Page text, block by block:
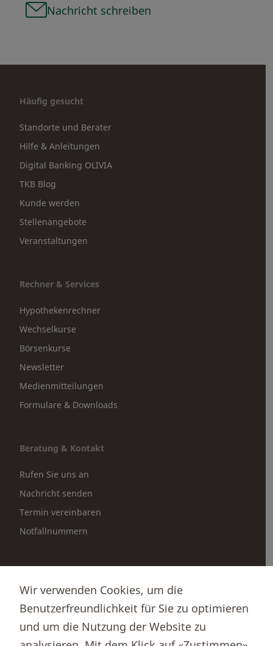
Nachricht schreiben
Häufig gesucht
Standorte und Berater
Hilfe & Anleitungen
Digital Banking OLIVIA
TKB Blog
Kunde werden
Stellenangebote
Veranstaltungen
Rechner & Services
Hypothekenrechner
Wechselkurse
Börsenkurse
Newsletter
Medienmitteilungen
Formulare & Downloads
Beratung & Kontakt
Rufen Sie uns an
Nachricht senden
Termin vereinbaren
Notfallnummern
Börsenportal Yourmoney
Wir verwenden Cookies, um die
Benutzerfreundlichkeit für Sie zu optimieren
und um die Nutzung der Website zu